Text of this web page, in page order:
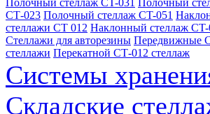
Полочный стеллаж CT-031 Полочный
СТ-023 Полочный стеллаж CT-051
стеллажи СТ 012 Наклонный стеллаж CT-
Стеллажи для авторезины Передвижные
стеллажи Перекатной СТ-012 стеллаж
Системы
Складские